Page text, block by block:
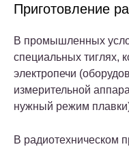
Приготовление
В промышленных
специальных тиглях,
электропечи
измерительной
нужный режим
В радиотехническом